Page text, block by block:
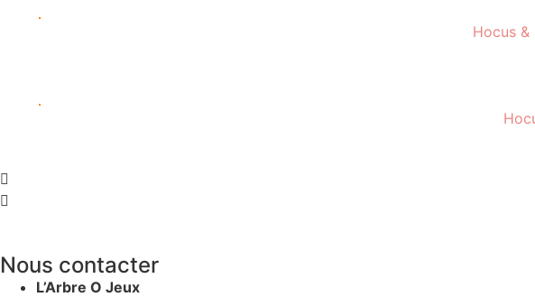
Hocus &
Nous contacter
L’Arbre O Jeux